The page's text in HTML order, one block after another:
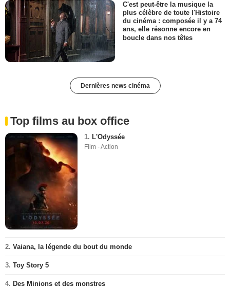
C'est peut-être la musique la
plus célèbre de toute l'Histoire
du cinéma : composée il y a 74
ans, elle résonne encore en
boucle dans nos têtes
Dernières news cinéma
Top films au box office
1. L'Odyssée
Film - Action
2. Vaiana, la légende du bout du monde
3. Toy Story 5
4. Des Minions et des monstres